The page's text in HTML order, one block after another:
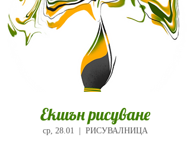
Екшън рисуване
ср, 28.01 РИСУВАЛНИЦА